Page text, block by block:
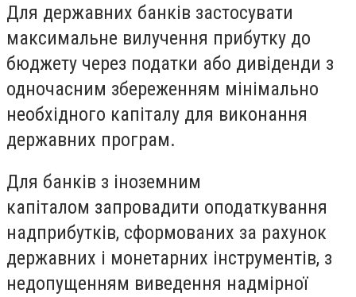
Для державних банків застосувати
максимальне вилучення прибутку до
бюджету через податки або дивіденди з
одночасним збереженням мінімально
необхідного капіталу для виконання
державних програм.
Для банків з іноземним
капіталом запровадити оподаткування
надприбутків, сформованих за рахунок
державних і монетарних інструментів, з
недопущенням виведення надмірної